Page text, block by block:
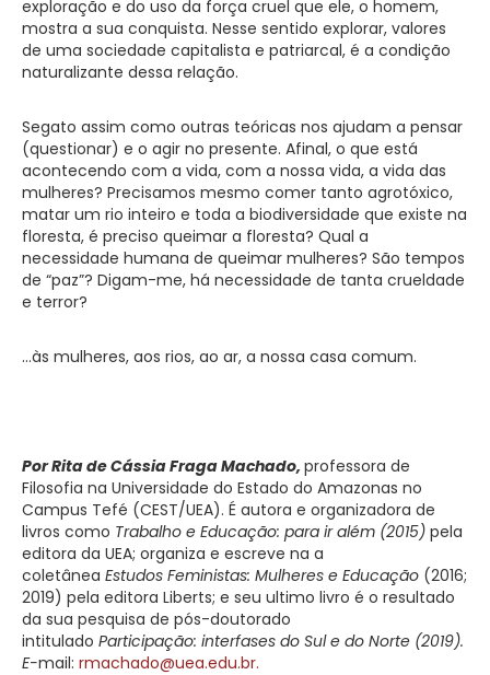
exploração e do uso da força cruel que ele, o homem,
mostra a sua conquista. Nesse sentido explorar, valores
de uma sociedade capitalista e patriarcal, é a condição
naturalizante dessa relação.
Segato assim como outras teóricas nos ajudam a pensar
(questionar) e o agir no presente. Afinal, o que está
acontecendo com a vida, com a nossa vida, a vida das
mulheres? Precisamos mesmo comer tanto agrotóxico,
matar um rio inteiro e toda a biodiversidade que existe na
floresta, é preciso queimar a floresta? Qual a
necessidade humana de queimar mulheres? São tempos
de “paz”? Digam-me, há necessidade de tanta crueldade
e terror?
…às mulheres, aos rios, ao ar, a nossa casa comum.
Por Rita de Cássia Fraga Machado, professora de
Filosofia na Universidade do Estado do Amazonas no
Campus Tefé (CEST/UEA). É autora e organizadora de
livros como Trabalho e Educação: para ir além (2015) pela
editora da UEA; organiza e escreve na a
coletânea Estudos Feministas: Mulheres e Educação (2016;
2019) pela editora Liberts; e seu ultimo livro é o resultado
da sua pesquisa de pós-doutorado
intitulado Participação: interfases do Sul e do Norte (2019).
E-mail: rmachado@uea.edu.br.